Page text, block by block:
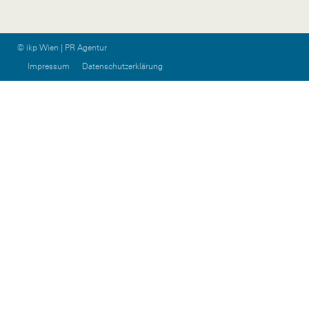
© ikp Wien | PR Agentur
Impressum
Datenschutzerklärung